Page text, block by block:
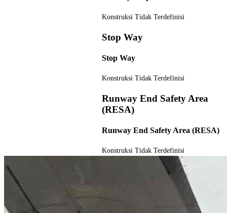
Konstruksi Tidak Terdefinisi
Stop Way
Stop Way
Konstruksi Tidak Terdefinisi
Runway End Safety Area
(RESA)
Runway End Safety Area (RESA)
Konstruksi Tidak Terdefinisi